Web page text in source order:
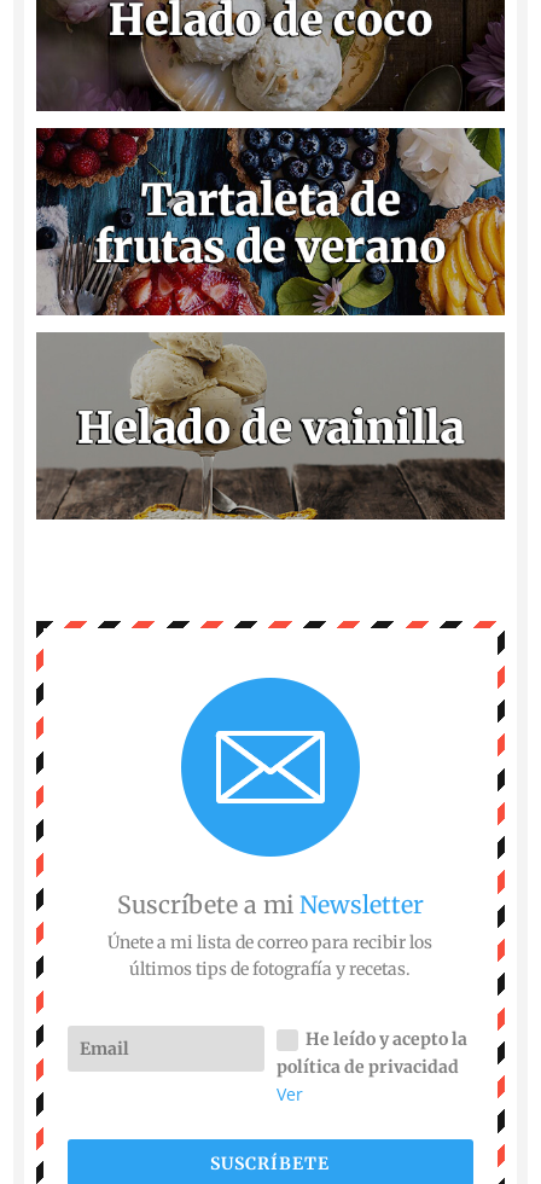
Suscríbete a mi Newsletter
Únete a mi lista de correo para recibir los
últimos tips de fotografía y recetas.
He leído y acepto la
política de privacidad
Ver
SUSCRÍBETE